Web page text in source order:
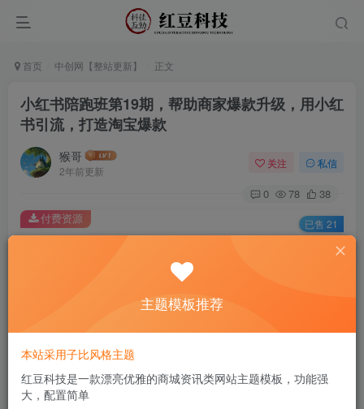
首页 中创网【整站更新】 正文
小红书陪跑班第19期，帮助商家爆款升级，用小红
书引流，打造淘宝爆款
猴哥
2年前更新
关注 私信
0 78 38
此内容为付费资源，请付费后查看
￥9.9
您当前未登录！建议登陆后购买，可保存购买订单
付费资源 已售 21
主题模板推荐
本站采用子比风格主题
红豆科技是一款漂亮优雅的商城资讯类网站主题模板，功能强
大，配置简单